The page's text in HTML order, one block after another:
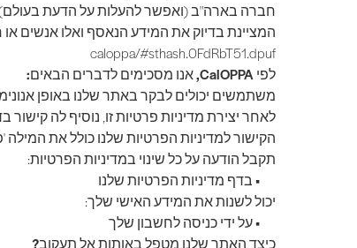
חברה בארה"ב (ואפשר להעלות על הדעת בעולם)
caloppa/#sthash.0FdRbT51.dpuf
לפי CalOPPA, אנו מסכימים לדברים הבאים:
משתמשים יכולים לבקר באתר שלנו באופן
לאחר יצירת מדיניות פרטיות זו, נוסיף לה
הקישור למדיניות הפרטיות שלנו כולל את המילה
תקבל הודעה על כל שינוי במדיניות הפרטיות:
•בדף מדיניות הפרטיות שלנו
יכול לשנות את המידע האישי שלך:
•על ידי כניסה לחשבון שלך
כיצד האתר שלנו מטפל באותות אל תעקוב?